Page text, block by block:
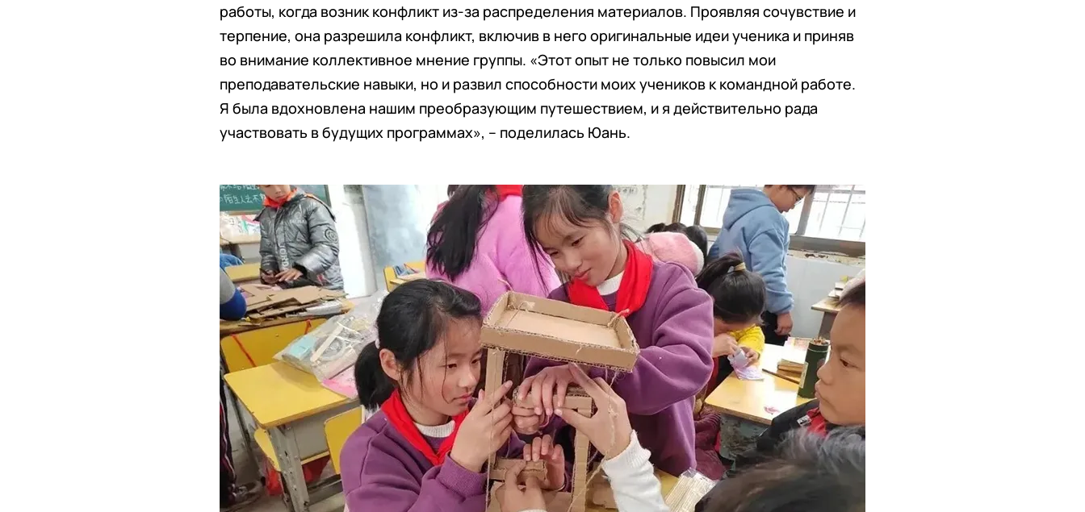
работы, когда возник конфликт из-за распределения материалов. Проявляя сочувствие и
терпение, она разрешила конфликт, включив в него оригинальные идеи ученика и приняв
во внимание коллективное мнение группы. «Этот опыт не только повысил мои
преподавательские навыки, но и развил способности моих учеников к командной работе.
Я была вдохновлена нашим преобразующим путешествием, и я действительно рада
участвовать в будущих программах», – поделилась Юань.